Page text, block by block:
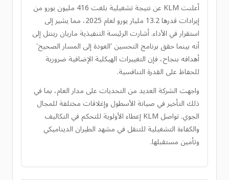
أعلنت KLM عن نتيجة تشغيلية بلغت 416 مليون يورو من
إيرادات قدرها 13.2 مليار يورو لعام 2025، مما يشير إلى
استقرار في الأداء. أشارت الرئيسة التنفيذية ماريان رينتل إلى
أنه بينما حقق برنامج التحسين 'العودة إلى المسار الصحيح'
أهدافه بنجاح، فإن التغييرات الهيكلية الإضافية ضرورية
للحفاظ على القدرة التنافسية.
واجهت الشركة العديد من التحديات على مدار العام، بما في
ذلك التأخير في صيانة الأسطول وإغلاقات مختلفة للمجال
الجوي. تواصل KLM إعطاء الأولوية للتحكم في التكاليف
والكفاءة التشغيلية للتنقل في مشهد الطيران الديناميكي
وتأمين مستقبلها.